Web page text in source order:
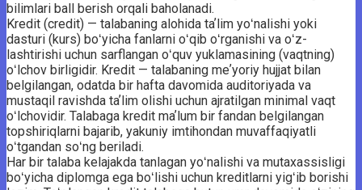
bilimlari ball berish orqali baholanadi.
Kredit (credit) — talabaning alohida taʼlim yoʻnalishi yoki
dasturi (kurs) boʻyicha fanlarni oʻqib oʻrganishi va oʻz­
lashtirishi uchun sarflangan oʻquv yuklamasining (vaqtning)
oʻlchov birligidir. ­Kredit — talabaning meʼyoriy hujjat bilan
belgilangan, odatda bir hafta davomida auditoriyada va
mustaqil ravishda taʼlim olishi uchun ajratilgan minimal vaqt
oʻlchovidir. Talabaga kredit maʼlum bir fandan belgilangan
topshiriqlarni bajarib, yakuniy imtihondan muvaffaqiyatli
oʻtgandan soʻng beriladi.
Har bir talaba kelajakda tanlagan yoʻnalishi va mutaxassisligi
boʻyicha diplomga ega boʻlishi uchun kreditlarni yigʻib borishi